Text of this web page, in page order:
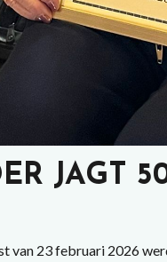
JAGT
van 23 februari 2026